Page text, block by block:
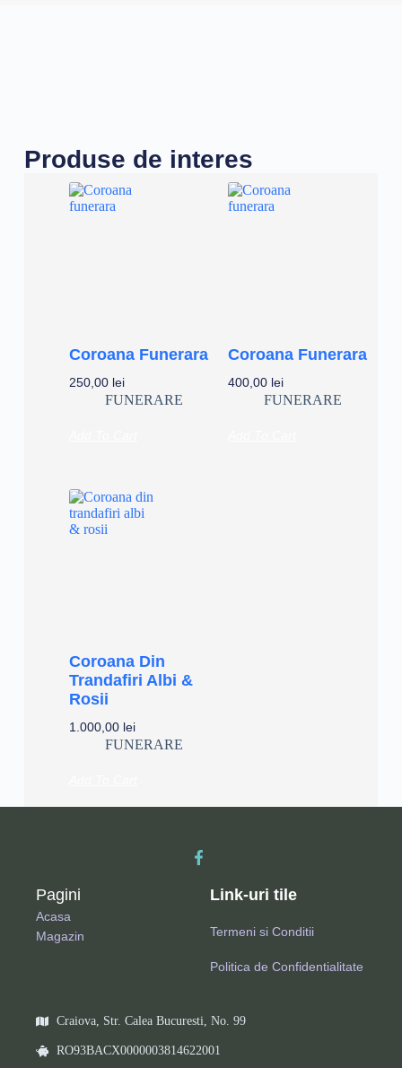
Produse de interes
Coroana Funerara
250,00 lei
FUNERARE
Coroana Funerara
400,00 lei
FUNERARE
Coroana Din
Trandafiri Albi &
Rosii
1.000,00 lei
FUNERARE
Pagini
Acasa
Magazin
Link-uri tile
Termeni si Conditii
Politica de Confidentialitate
Craiova, Str. Calea Bucuresti, No. 99
RO93BACX0000003814622001